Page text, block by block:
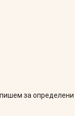
за определени